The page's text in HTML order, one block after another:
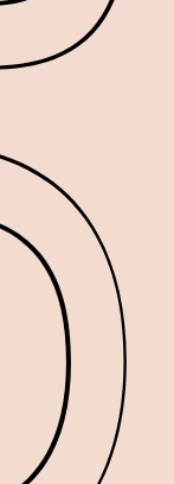
Bastille